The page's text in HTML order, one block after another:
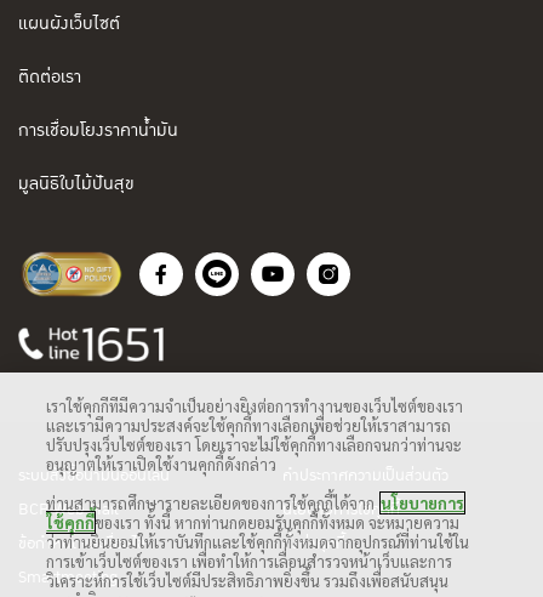
แผนผังเว็บไซต์
ติดต่อเรา
การเชื่อมโยงราคาน้ำมัน
มูลนิธิใบไม้ปันสุข
ระบบสั่งซื้อน้ำมันออนไลน์
BCP Web Mail
ข้อกำหนดและเงื่อนไข
Smartmeeting
นโยบายการใช้คุกกี้
ตั้งค่าคุกกี้
เราใช้คุกกี้ที่มีความจำเป็นอย่างยิ่งต่อการทำงานของเว็บไซต์ของเรา
และเรามีความประสงค์จะใช้คุกกี้ทางเลือกเพื่อช่วยให้เราสามารถ
ปรับปรุงเว็บไซต์ของเรา โดยเราจะไม่ใช้คุกกี้ทางเลือกจนกว่าท่านจะ
อนุญาตให้เราเปิดใช้งานคุกกี้ดังกล่าว
ท่านสามารถศึกษารายละเอียดของการใช้คุกกี้ได้จาก นโยบายการ
ใช้คุกกี้ของเรา ทั้งนี้ หากท่านกดยอมรับคุกกี้ทั้งหมด จะหมายความ
ว่าท่านยินยอมให้เราบันทึกและใช้คุกกี้ทั้งหมดจากอุปกรณ์ที่ท่านใช้ใน
การเข้าเว็บไซต์ของเรา เพื่อทำให้การเลื่อนสำรวจหน้าเว็บและการ
วิเคราะห์การใช้เว็บไซต์มีประสิทธิภาพยิ่งขึ้น รวมถึงเพื่อสนับสนุน